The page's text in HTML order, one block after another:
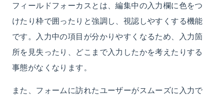
フィールドフォーカスとは、編集中の入力欄に色をつ
けたり枠で囲ったりと強調し、視認しやすくする機能
です。入力中の項目が分かりやすくなるため、入力箇
所を見失ったり、どこまで入力したかを考えたりする
事態がなくなります。
また、フォームに訪れたユーザーがスムーズに入力で